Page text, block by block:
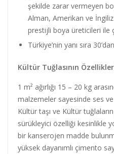
şekilde zarar vermeyen
Alman, Amerikan ve
prestijli boya üreticileri ile
Türkiye’nin yanı sıra
Kültür Tuğlasının
1 m² ağırlığı 15 – 20 kg
malzemeler sayesinde ses ve
Kültür taşı ve Kültür tuğlaların
sürükleyici özelliği kesinlikle
bir kanserojen madde
yüksek dayanımlı çimento